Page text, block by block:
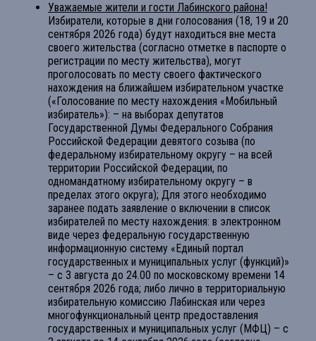
Уважаемые жители и гости Лабинского района!
Избиратели, которые в дни голосования (18, 19 и 20
сентября 2026 года) будут находиться вне места
своего жительства (согласно отметке в паспорте о
регистрации по месту жительства), могут
проголосовать по месту своего фактического
нахождения на ближайшем избирательном участке
(«Голосование по месту нахождения «Мобильный
избиратель»): – на выборах депутатов
Государственной Думы Федерального Собрания
Российской Федерации девятого созыва (по
федеральному избирательному округу – на всей
территории Российской Федерации, по
одномандатному избирательному округу – в
пределах этого округа); Для этого необходимо
заранее подать заявление о включении в список
избирателей по месту нахождения: в электронном
виде через федеральную государственную
информационную систему «Единый портал
государственных и муниципальных услуг (функций)»
– с 3 августа до 24.00 по московскому времени 14
сентября 2026 года; либо лично в территориальную
избирательную комиссию Лабинская или через
многофункциональный центр предоставления
государственных и муниципальных услуг (МФЦ) – с